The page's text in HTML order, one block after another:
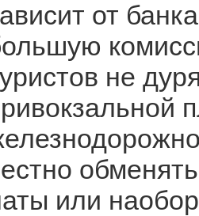
от
не
или